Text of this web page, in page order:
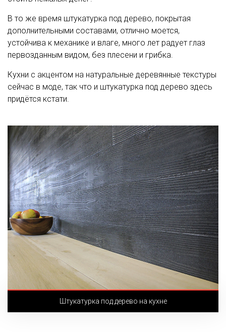
В то же время штукатурка под дерево, покрытая
дополнительными составами, отлично моется,
устойчива к механике и влаге, много лет радует глаз
первозданным видом, без плесени и грибка.
Кухни с акцентом на натуральные деревянные текстуры
сейчас в моде, так что и штукатурка под дерево здесь
придётся кстати.
Штукатурка под дерево на кухне